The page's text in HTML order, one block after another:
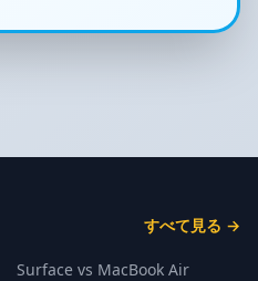
すべて見る →
Surface vs MacBook Air